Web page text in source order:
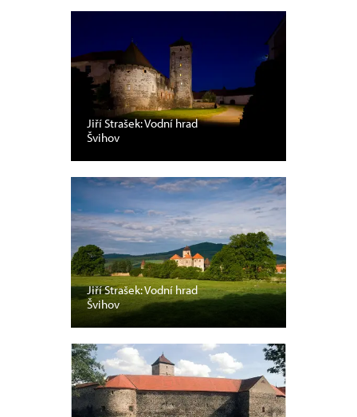
Jiří Strašek: Vodní hrad
Švihov
Jiří Strašek: Vodní hrad
Švihov